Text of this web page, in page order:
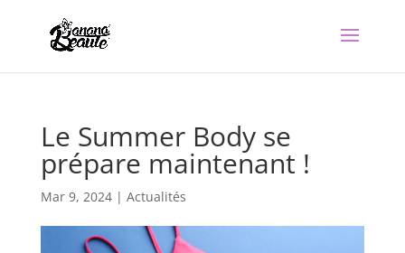
Le Summer Body se
prépare maintenant !
Mar 9, 2024| Actualités